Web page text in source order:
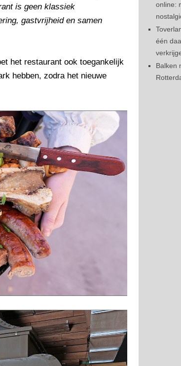
is geen klassiek
gastvrijheid en samen
het restaurant ook toegankelijk
hebben, zodra het nieuwe
online:
één
Balken